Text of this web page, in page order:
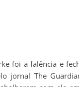
foi a falência e
jornal The